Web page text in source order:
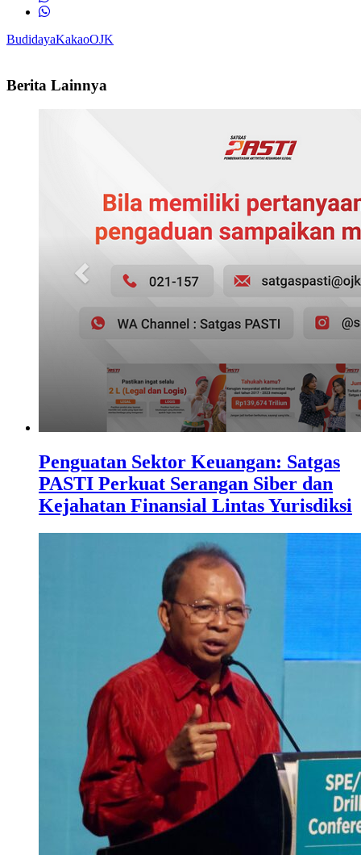
BudidayaKakaoOJK
Berita Lainnya
Penguatan Sektor Keuangan: Satgas
PASTI Perkuat Serangan Siber dan
Kejahatan Finansial Lintas Yurisdiksi